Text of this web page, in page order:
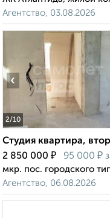
Агентство, 03.08.2026
2/10
‹
Студия квартира,
2 850 000 ₽ 95 000 ₽
мкр. пос. городского
Агентство, 06.08.2026